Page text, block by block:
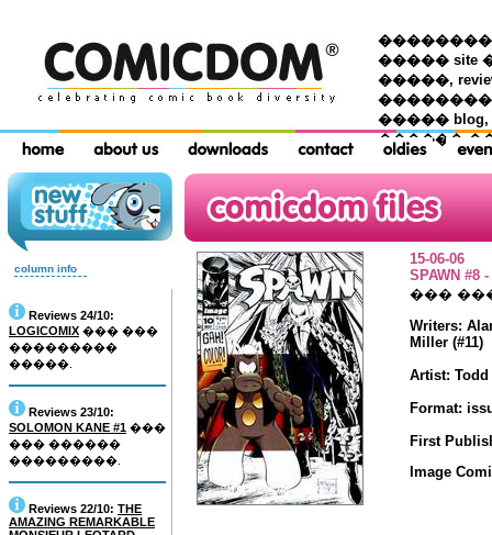
���������
����� site
�����,
����� blog,
������
column info
Reviews 24/10:
LOGICOMIX ��� ���
���������
�����.
Reviews 23/10:
SOLOMON KANE #1 ���
��� ������
���������.
Reviews 22/10: THE
AMAZING REMARKABLE
15-06-06
SPAWN #8 -
���
Writers:
Miller (#11)
Artist: Todd
Format:
First
Image